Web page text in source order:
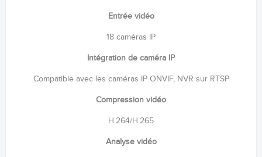
Entrée vidéo
18 caméras IP
Intégration de caméra IP
Compatible avec les caméras IP ONVIF, NVR sur RTSP
Compression vidéo
H.264/H.265
Analyse vidéo